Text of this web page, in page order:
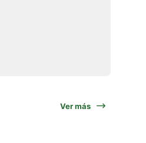
Ver más